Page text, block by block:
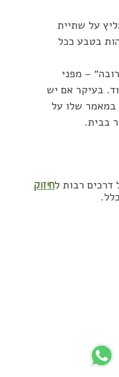
על שתיית
בטבע ככל
– מפני
בעיקר אם יש
במאמר שלו על
בבית.
רבות לחיזוק